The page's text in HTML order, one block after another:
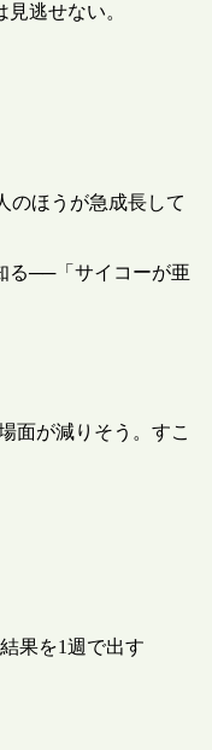
逃せない。
のほうが急成長して
る──「サイコーが亜
面が減りそう。すこ
果を1週で出す